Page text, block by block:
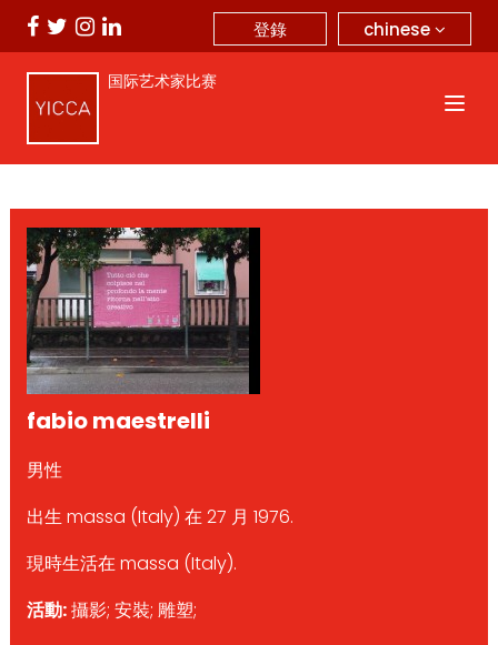
chinese
登錄
国际艺术家比赛
fabio maestrelli
男性
出生 massa (Italy) 在 27 月 1976.
現時生活在 massa (Italy).
活動:攝影; 安裝; 雕塑;